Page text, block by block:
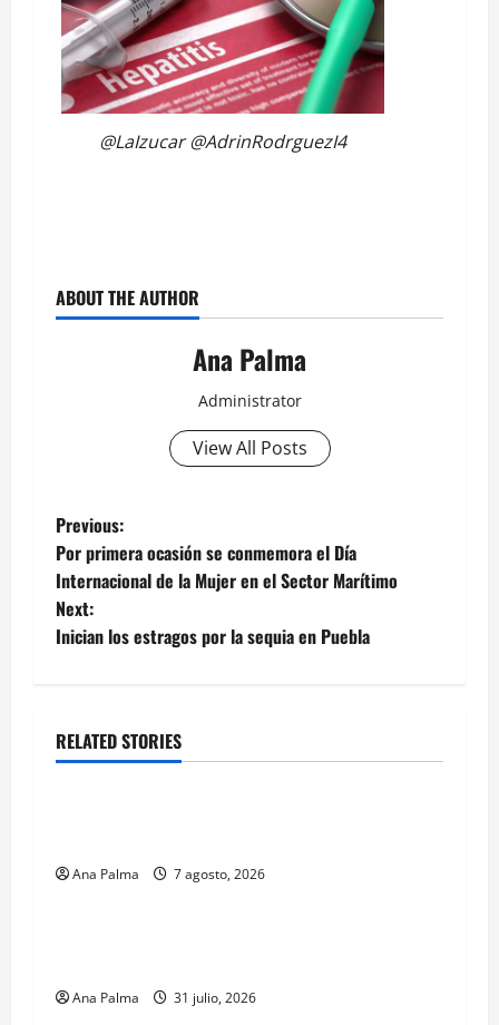
@LaIzucar @AdrinRodrguezI4
ABOUT THE AUTHOR
Ana Palma
Administrator
View All Posts
Post
navigation
Previous:
Por primera ocasión se conmemora el Día
Internacional de la Mujer en el Sector Marítimo
Next:
Inician los estragos por la sequia en Puebla
RELATED STORIES
Estados Portada
Ana Palma 7 agosto, 2026
Estados
Ana Palma 31 julio, 2026